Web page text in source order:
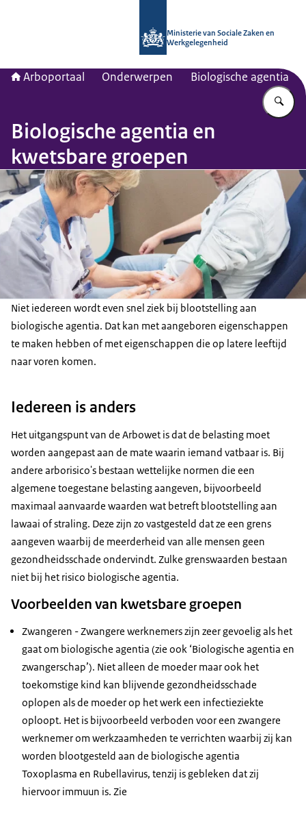
Ministerie van Sociale Zaken en
Werkgelegenheid
Arboportaal Onderwerpen Biologische agentia
Biologische agentia en
kwetsbare groepen
Niet iedereen wordt even snel ziek bij blootstelling aan
biologische agentia. Dat kan met aangeboren eigenschappen
te maken hebben of met eigenschappen die op latere leeftijd
naar voren komen.
Iedereen is anders
Het uitgangspunt van de Arbowet is dat de belasting moet
worden aangepast aan de mate waarin iemand vatbaar is. Bij
andere arborisico's bestaan wettelijke normen die een
algemene toegestane belasting aangeven, bijvoorbeeld
maximaal aanvaarde waarden wat betreft blootstelling aan
lawaai of straling. Deze zijn zo vastgesteld dat ze een grens
aangeven waarbij de meerderheid van alle mensen geen
gezondheidsschade ondervindt. Zulke grenswaarden bestaan
niet bij het risico biologische agentia.
Voorbeelden van kwetsbare groepen
Zwangeren - Zwangere werknemers zijn zeer gevoelig als het
gaat om biologische agentia (zie ook ‘Biologische agentia en
zwangerschap’). Niet alleen de moeder maar ook het
toekomstige kind kan blijvende gezondheidsschade
oplopen als de moeder op het werk een infectieziekte
oploopt. Het is bijvoorbeeld verboden voor een zwangere
werknemer om werkzaamheden te verrichten waarbij zij kan
worden blootgesteld aan de biologische agentia
Toxoplasma en Rubellavirus, tenzij is gebleken dat zij
hiervoor immuun is. Zie